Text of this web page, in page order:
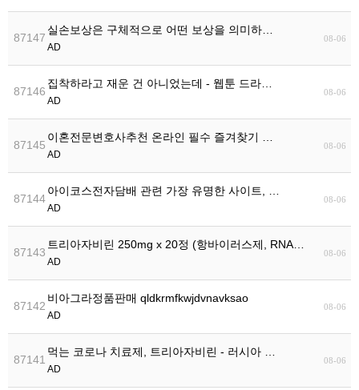
87147
실손보상은 구체적으로 어떤 보상을 의미하…
AD
08-06
87146
집착하라고 재운 건 아니었는데 - 웹툰 드라…
AD
08-06
87145
이혼전문변호사추천 온라인 필수 즐겨찾기 …
AD
08-06
87144
아이코스전자담배 관련 가장 유명한 사이트, …
AD
08-06
87143
AD
08-06
87142
비아그라정품판매 qldkrmfkwjdvnavksao
AD
08-06
87141
먹는 코로나 치료제, 트리아자비린 - 러시아 …
AD
08-06